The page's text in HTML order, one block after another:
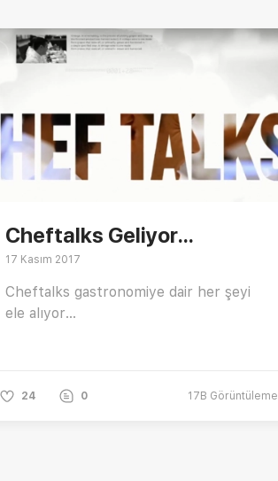
Cheftalks Geliyor...
17 Kasım 2017
Cheftalks gastronomiye dair her şeyi
ele alıyor...
24 0 17B Görüntüleme